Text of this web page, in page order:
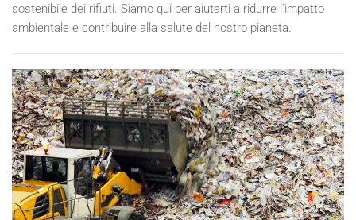
sostenibile dei rifiuti. Siamo qui per aiutarti a ridurre l'impatto
ambientale e contribuire alla salute del nostro pianeta.